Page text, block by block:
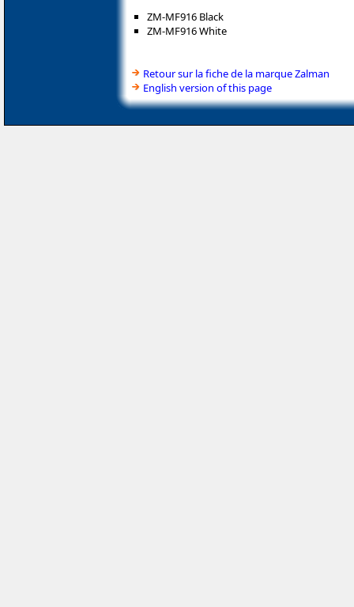
ZM-MF916 Black
ZM-MF916 White
Retour sur la fiche de la marque Zalman
English version of this page